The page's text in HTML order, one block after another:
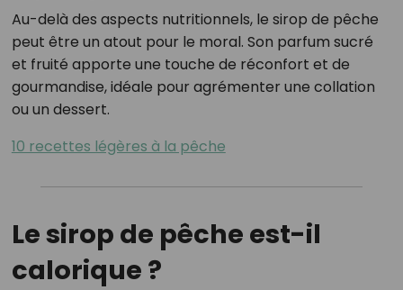
Au-delà des aspects nutritionnels, le sirop de pêche
peut être un atout pour le moral. Son parfum sucré
et fruité apporte une touche de réconfort et de
gourmandise, idéale pour agrémenter une collation
ou un dessert.
10 recettes légères à la pêche
Le sirop de pêche est-il
calorique ?